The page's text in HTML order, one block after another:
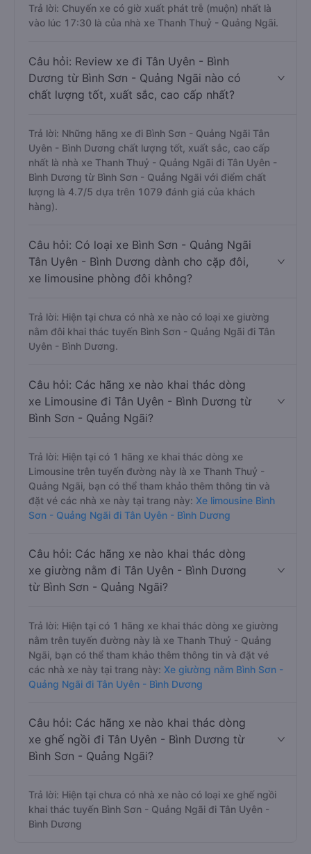
Trả lời: Chuyến xe có giờ xuất phát trễ (muộn) nhất là
vào lúc 17:30 là của nhà xe Thanh Thuỷ - Quảng Ngãi.
Câu hỏi: Review xe đi Tân Uyên - Bình
Dương từ Bình Sơn - Quảng Ngãi nào có
chất lượng tốt, xuất sắc, cao cấp nhất?
Trả lời: Những hãng xe đi Bình Sơn - Quảng Ngãi Tân
Uyên - Bình Dương chất lượng tốt, xuất sắc, cao cấp
nhất là nhà xe Thanh Thuỷ - Quảng Ngãi đi Tân Uyên -
Bình Dương từ Bình Sơn - Quảng Ngãi với điểm chất
lượng là 4.7/5 dựa trên 1079 đánh giá của khách
hàng).
Câu hỏi: Có loại xe Bình Sơn - Quảng Ngãi
Tân Uyên - Bình Dương dành cho cặp đôi,
xe limousine phòng đôi không?
Trả lời: Hiện tại chưa có nhà xe nào có loại xe giường
nằm đôi khai thác tuyến Bình Sơn - Quảng Ngãi đi Tân
Uyên - Bình Dương.
Câu hỏi: Các hãng xe nào khai thác dòng
xe Limousine đi Tân Uyên - Bình Dương từ
Bình Sơn - Quảng Ngãi?
Trả lời: Hiện tại có 1 hãng xe khai thác dòng xe
Limousine trên tuyến đường này là xe Thanh Thuỷ -
Quảng Ngãi, bạn có thể tham khảo thêm thông tin và
đặt vé các nhà xe này tại trang này: Xe limousine Bình
Sơn - Quảng Ngãi đi Tân Uyên - Bình Dương
Câu hỏi: Các hãng xe nào khai thác dòng
xe giường nằm đi Tân Uyên - Bình Dương
từ Bình Sơn - Quảng Ngãi?
Trả lời: Hiện tại có 1 hãng xe khai thác dòng xe giường
nằm trên tuyến đường này là xe Thanh Thuỷ - Quảng
Ngãi, bạn có thể tham khảo thêm thông tin và đặt vé
các nhà xe này tại trang này: Xe giường nằm Bình Sơn -
Quảng Ngãi đi Tân Uyên - Bình Dương
Câu hỏi: Các hãng xe nào khai thác dòng
xe ghế ngồi đi Tân Uyên - Bình Dương từ
Bình Sơn - Quảng Ngãi?
Trả lời: Hiện tại chưa có nhà xe nào có loại xe ghế ngồi
khai thác tuyến Bình Sơn - Quảng Ngãi đi Tân Uyên -
Bình Dương